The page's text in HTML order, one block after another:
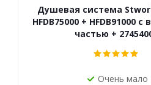
Душевая система
HFDB75000 + HFDB91000
частью +
Очень мало